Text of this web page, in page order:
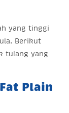
yang tinggi
Berikut
tulang yang
Plain